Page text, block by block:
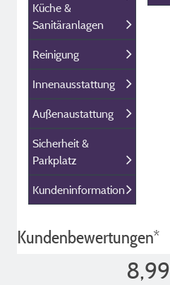
Küche &
Sanitäranlagen
Reinigung
Innenausstattung
Außenaustattung
Sicherheit &
Parkplatz
Kundeninformation
Kundenbewertungen*
8,99